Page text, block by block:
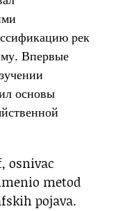
рек
Впервые
основы
osnivac
metod
pojava.